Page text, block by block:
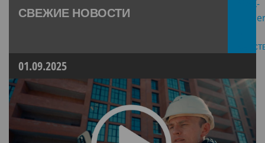
СВЕЖИЕ НОВОСТИ
01.09.2025